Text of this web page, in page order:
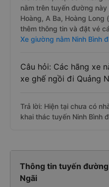
nằm trên tuyến đường này
Hoàng, A Ba, Hoàng
thêm thông tin và đặt vé
Xe giường nằm Ninh Bình
Câu hỏi: Các hãng xe
xe ghế ngồi đi Quảng
Trả lời: Hiện tại chưa có
khai thác tuyến Ninh Bình
Thông tin tuyến
Ngãi